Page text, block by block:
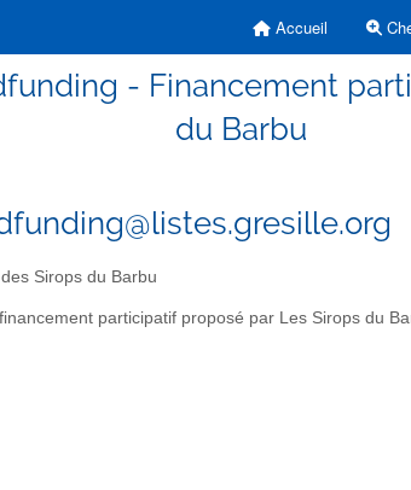
Accueil
- Financement
du Barbu
Sirops du Barbu
participatif proposé par Les Sirops du